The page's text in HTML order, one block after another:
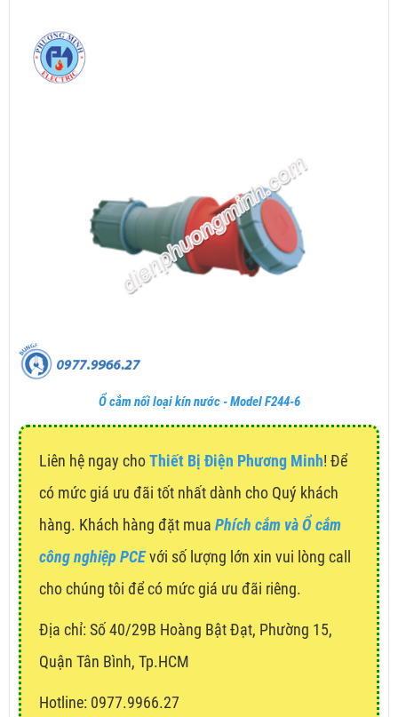
Ổ cắm nối loại kín nước - Model F244-6
Liên hệ ngay choThiết Bị Điện Phương Minh! Để
có mức giá ưu đãi tốt nhất dành cho Quý khách
hàng. Khách hàng đặt mua Phích cắm và Ổ cắm
công nghiệp PCEvới số lượng lớn xin vui lòng call
cho chúng tôi để có mức giá ưu đãi riêng.
Địa chỉ: Số 40/29B Hoàng Bật Đạt, Phường 15,
Quận Tân Bình, Tp.HCM
Hotline: 0977.9966.27